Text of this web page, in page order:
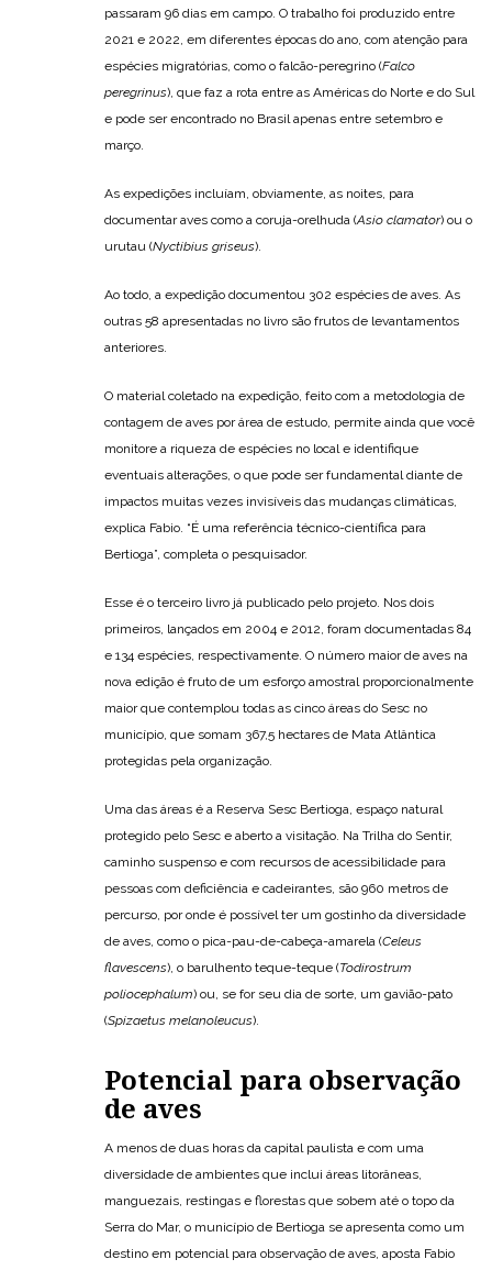
passaram 96 dias em campo. O trabalho foi produzido entre
2021 e 2022, em diferentes épocas do ano, com atenção para
espécies migratórias, como o falcão-peregrino (Falco
peregrinus), que faz a rota entre as Américas do Norte e do Sul
e pode ser encontrado no Brasil apenas entre setembro e
março.
As expedições incluíam, obviamente, as noites, para
documentar aves como a coruja-orelhuda (Asio clamator) ou o
urutau (Nyctibius griseus).
Ao todo, a expedição documentou 302 espécies de aves. As
outras 58 apresentadas no livro são frutos de levantamentos
anteriores.
O material coletado na expedição, feito com a metodologia de
contagem de aves por área de estudo, permite ainda que você
monitore a riqueza de espécies no local e identifique
eventuais alterações, o que pode ser fundamental diante de
impactos muitas vezes invisíveis das mudanças climáticas,
explica Fabio. “É uma referência técnico-científica para
Bertioga”, completa o pesquisador.
Esse é o terceiro livro já publicado pelo projeto. Nos dois
primeiros, lançados em 2004 e 2012, foram documentadas 84
e 134 espécies, respectivamente. O número maior de aves na
nova edição é fruto de um esforço amostral proporcionalmente
maior que contemplou todas as cinco áreas do Sesc no
município, que somam 367,5 hectares de Mata Atlântica
protegidas pela organização.
Uma das áreas é a Reserva Sesc Bertioga, espaço natural
protegido pelo Sesc e aberto a visitação. Na Trilha do Sentir,
caminho suspenso e com recursos de acessibilidade para
pessoas com deficiência e cadeirantes, são 960 metros de
percurso, por onde é possível ter um gostinho da diversidade
de aves, como o pica-pau-de-cabeça-amarela (Celeus
flavescens), o barulhento teque-teque (Todirostrum
poliocephalum) ou, se for seu dia de sorte, um gavião-pato
(Spizaetus melanoleucus).
Potencial para observação
de aves
A menos de duas horas da capital paulista e com uma
diversidade de ambientes que inclui áreas litorâneas,
manguezais, restingas e florestas que sobem até o topo da
Serra do Mar, o município de Bertioga se apresenta como um
destino em potencial para observação de aves, aposta Fabio